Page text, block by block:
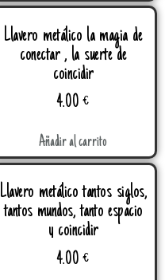
Llavero metálico la magia de
conectar , la suerte de
coincidir
4.00€
Añadir al carrito
Llavero metálico tantos siglos,
tantos mundos, tanto espacio
y coincidir
4.00€